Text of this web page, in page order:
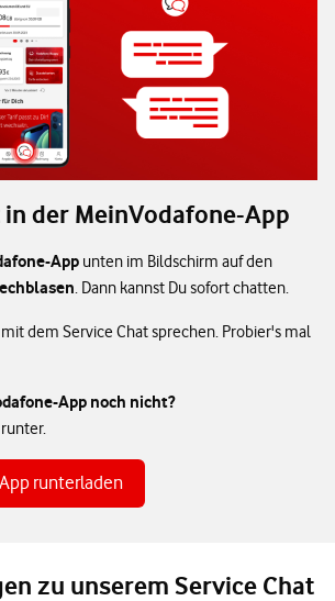
in der MeinVodafone-App
App unten im Bildschirm auf den
. Dann kannst Du sofort chatten.
dem Service Chat sprechen. Probier's mal
App noch nicht?
runterladen
zu unserem Service Chat